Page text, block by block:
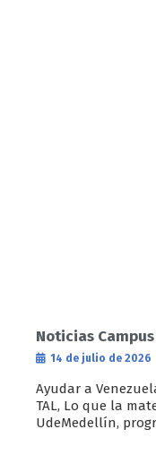
Noticias
14 de julio de 2026
Ayudar a
TAL, Lo que la
UdeMedellín,